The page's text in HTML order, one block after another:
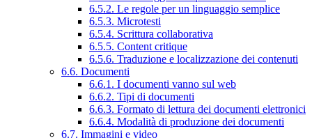
6.5.2. Le regole per un linguaggio semplice
6.5.3. Microtesti
6.5.4. Scrittura collaborativa
6.5.5. Content critique
6.5.6. Traduzione e localizzazione dei contenuti
6.6. Documenti
6.6.1. I documenti vanno sul web
6.6.2. Tipi di documenti
6.6.3. Formato di lettura dei documenti elettronici
6.6.4. Modalità di produzione dei documenti
6.7. Immagini e video